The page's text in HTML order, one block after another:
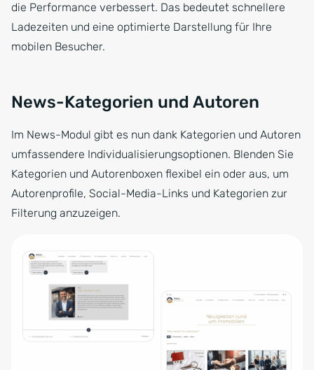
die Performance verbessert. Das bedeutet schnellere
Ladezeiten und eine optimierte Darstellung für Ihre
mobilen Besucher.
News-Kategorien und Autoren
Im News-Modul gibt es nun dank Kategorien und Autoren
umfassendere Individualisierungsoptionen. Blenden Sie
Kategorien und Autorenboxen flexibel ein oder aus, um
Autorenprofile, Social-Media-Links und Kategorien zur
Filterung anzuzeigen.